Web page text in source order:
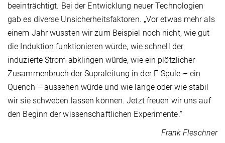
beeinträchtigt. Bei der Entwicklung neuer Technologien
gab es diverse Unsicherheitsfaktoren. „Vor etwas mehr als
einem Jahr wussten wir zum Beispiel noch nicht, wie gut
die Induktion funktionieren würde, wie schnell der
induzierte Strom abklingen würde, wie ein plötzlicher
Zusammenbruch der Supraleitung in der F-Spule – ein
Quench – aussehen würde und wie lange oder wie stabil
wir sie schweben lassen können. Jetzt freuen wir uns auf
den Beginn der wissenschaftlichen Experimente.“
Frank Fleschner